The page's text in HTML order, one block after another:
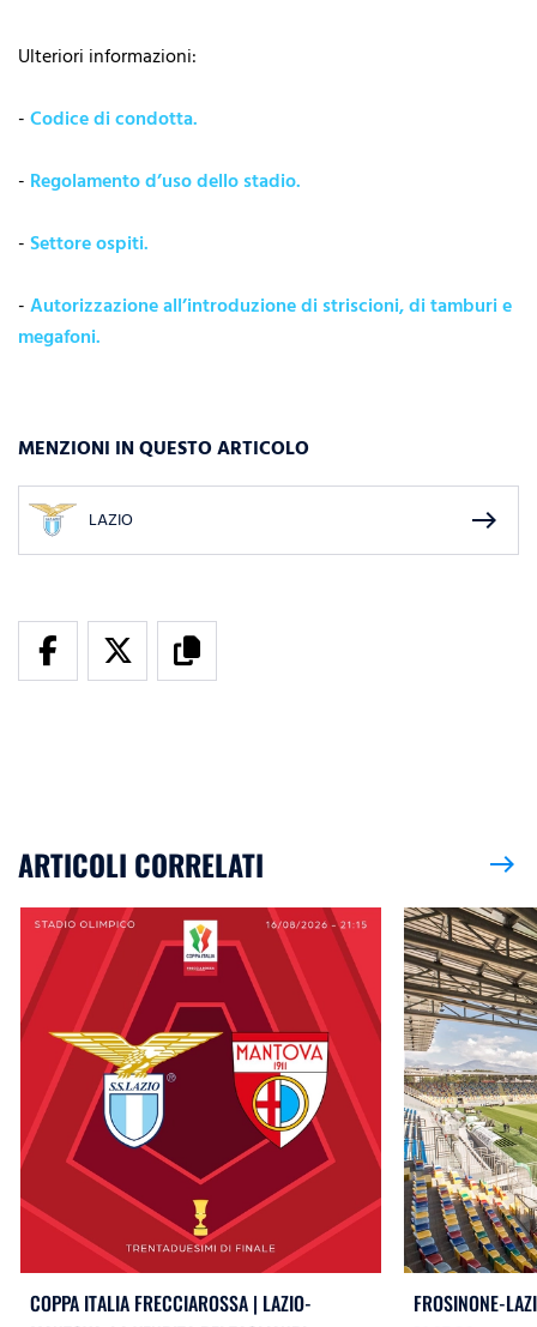
Ulteriori informazioni:
-Codice di condotta.
- Regolamento d’uso dello stadio.
-Settore ospiti.
-Autorizzazione all’introduzione di striscioni, di tamburi e
megafoni.
MENZIONI IN QUESTO ARTICOLO
LAZIO east
ARTICOLI CORRELATI east
COPPA ITALIA FRECCIAROSSA | LAZIO-
FROSINONE-